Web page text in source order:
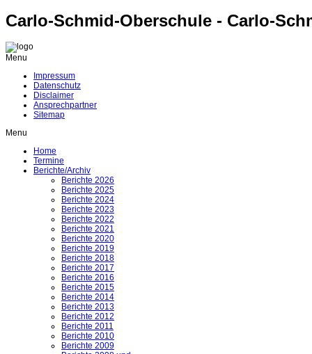
Carlo-Schmid-Oberschule - Carlo-
Menu
Impressum
Datenschutz
Disclaimer
Ansprechpartner
Sitemap
Menu
Home
Termine
Berichte/Archiv
Berichte 2026
Berichte 2025
Berichte 2024
Berichte 2023
Berichte 2022
Berichte 2021
Berichte 2020
Berichte 2019
Berichte 2018
Berichte 2017
Berichte 2016
Berichte 2015
Berichte 2014
Berichte 2013
Berichte 2012
Berichte 2011
Berichte 2010
Berichte 2009